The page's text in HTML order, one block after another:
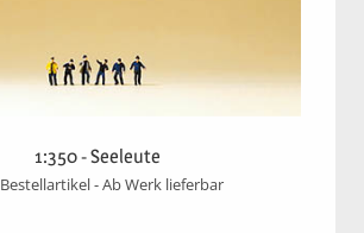
1:350 - Seeleute
Bestellartikel - Ab Werk lieferbar